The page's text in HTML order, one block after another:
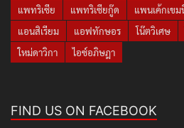
แพทริเซีย
แพทริเซียกู๊ด แพนเค้กเขม
แอนสิเรียม
แอฟทักษอร โน๊ตวิเศษ
ใหม่ดาวิกา
ไอซ์อภิษฎา
FIND US ON FACEBOOK